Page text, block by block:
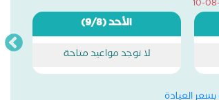
الأحد(9/8)
لا توجد مواعيد متاحة